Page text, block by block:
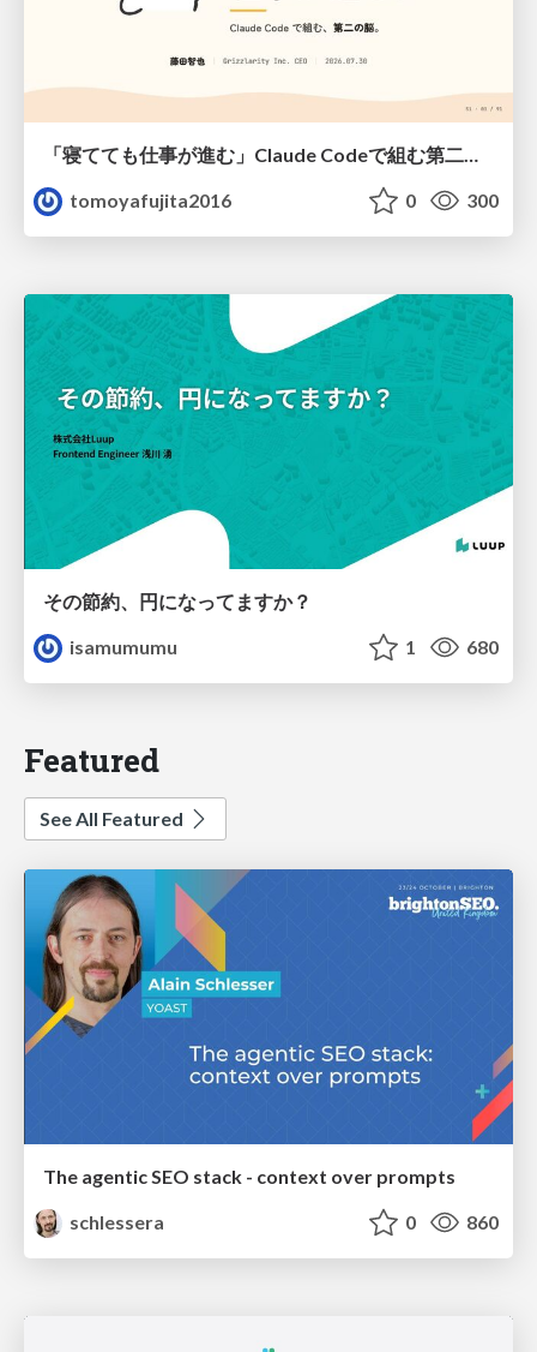
tomoyafujita2016
0 300
その節約、円になってますか？
isamumumu
1 680
Featured
See All Featured
The agentic SEO stack - context over prompts
schlessera
0 860